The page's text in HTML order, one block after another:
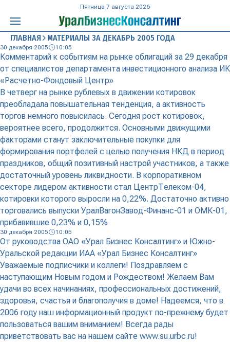
Пятница 7 августа 2026
ГЛАВНАЯ МАТЕРИАЛЫ ЗА ДЕКАБРЬ 2005 ГОДА
30 декабря 2005 10:05
Комментарий к событиям на рынке облигаций за 29 декабря
от специалистов департамента инвестиционного анализа ИК
«Расчетно-Фондовый Центр»
В четверг на рынке рублевых в движении котировок
преобладала повышательная тенденция, а активность
торгов немного повысилась. Сегодня рост котировок,
вероятнее всего, продолжится. Основными движущими
факторами станут заключительные покупки для
формирования портфелей с целью получения НКД в период
праздников, общий позитивный настрой участников, а также
достаточный уровень ликвидности. В корпоративном
секторе лидером активности стал ЦентрТелеком-04,
котировки которого выросли на 0,22%. Достаточно активно
торговались выпуски УралВагонЗавод-Финанс-01 и ОМК-01,
прибавившие 0,23% и 0,15%
30 декабря 2005 10:05
От руководства ОАО «Урал Бизнес Консалтинг» и Южно-
Уральской редакции ИАА «Урал Бизнес Консалтинг»
Уважаемые подписчики и коллеги! Поздравляем с
наступающим Новым годом и Рождеством! Желаем Вам
удачи во всех начинаниях, профессиональных достижений,
здоровья, счастья и благополучия в доме! Надеемся, что в
2006 году наш информационный продукт по-прежнему будет
пользоваться вашим вниманием! Всегда рады
приветствовать вас на нашем сайте www.su.urbc.ru!